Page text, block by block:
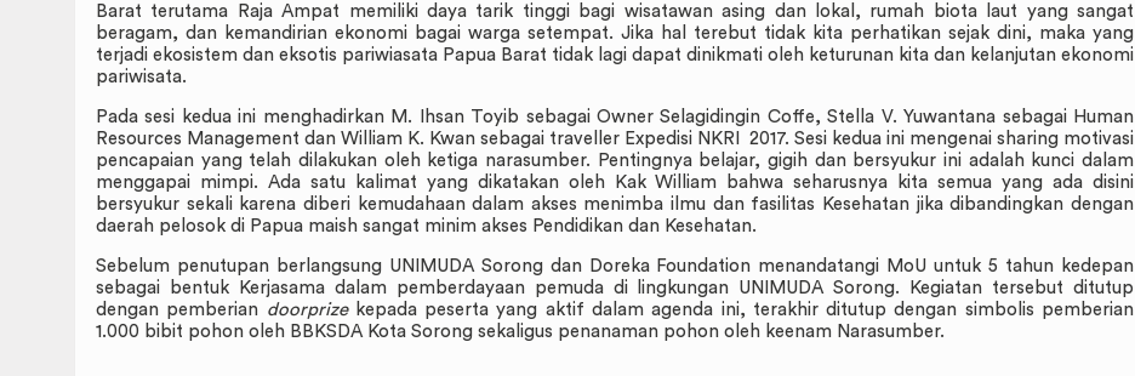
Barat terutama Raja Ampat memiliki daya tarik tinggi bagi wisatawan asing dan lokal, rumah biota laut yang sangat
beragam, dan kemandirian ekonomi bagai warga setempat. Jika hal terebut tidak kita perhatikan sejak dini, maka yang
terjadi ekosistem dan eksotis pariwiasata Papua Barat tidak lagi dapat dinikmati oleh keturunan kita dan kelanjutan ekonomi
pariwisata.
Pada sesi kedua ini menghadirkan M. Ihsan Toyib sebagai Owner Selagidingin Coffe, Stella V. Yuwantana sebagai Human
Resources Management dan William K. Kwan sebagai traveller Expedisi NKRI 2017. Sesi kedua ini mengenai sharing motivasi
pencapaian yang telah dilakukan oleh ketiga narasumber. Pentingnya belajar, gigih dan bersyukur ini adalah kunci dalam
menggapai mimpi. Ada satu kalimat yang dikatakan oleh Kak William bahwa seharusnya kita semua yang ada disini
bersyukur sekali karena diberi kemudahaan dalam akses menimba ilmu dan fasilitas Kesehatan jika dibandingkan dengan
daerah pelosok di Papua maish sangat minim akses Pendidikan dan Kesehatan.
Sebelum penutupan berlangsung UNIMUDA Sorong dan Doreka Foundation menandatangi MoU untuk 5 tahun kedepan
sebagai bentuk Kerjasama dalam pemberdayaan pemuda di lingkungan UNIMUDA Sorong. Kegiatan tersebut ditutup
dengan pemberian doorprizekepada peserta yang aktif dalam agenda ini, terakhir ditutup dengan simbolis pemberian
1.000 bibit pohon oleh BBKSDA Kota Sorong sekaligus penanaman pohon oleh keenam Narasumber.